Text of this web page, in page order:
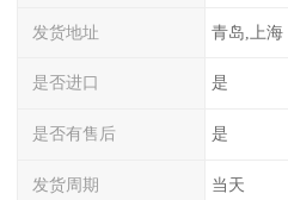
发货地址 青岛,上海
是否进口 是
是否有售后 是
发货周期 当天